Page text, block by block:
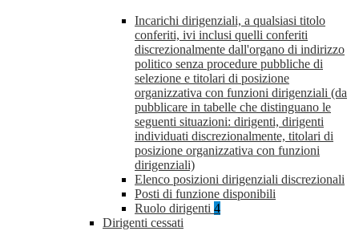
Incarichi dirigenziali, a qualsiasi titolo
conferiti, ivi inclusi quelli conferiti
discrezionalmente dall'organo di indirizzo
politico senza procedure pubbliche di
selezione e titolari di posizione
organizzativa con funzioni dirigenziali (da
pubblicare in tabelle che distinguano le
seguenti situazioni: dirigenti, dirigenti
individuati discrezionalmente, titolari di
posizione organizzativa con funzioni
dirigenziali)
Elenco posizioni dirigenziali discrezionali
Posti di funzione disponibili
Ruolo dirigenti 4
Dirigenti cessati